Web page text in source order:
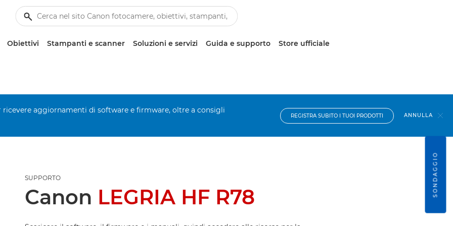
Obiettivi Stampanti e scanner Soluzioni e servizi Guida e supporto Store ufficiale
aggiornamenti di software e firmware, oltre a consigli
REGISTRA SUBITO I TUOI PRODOTTI ANNULLA
SUPPORTO
Canon LEGRIA HF R78 SONDAGGIO